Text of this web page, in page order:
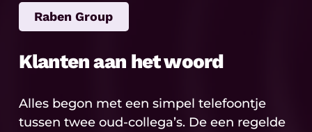
Raben Group
Klanten aan het woord
Alles begon met een simpel telefoontje
tussen twee oud-collega’s. De een regelde